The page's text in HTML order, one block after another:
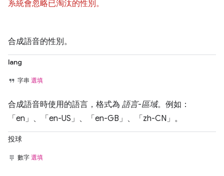
系統會忽略已淘汰的性別。
合成語音的性別。
lang
字串 選填
合成語音時使用的語言，格式為 語言-區域。例如：
「en」、「en-US」、「en-GB」、「zh-CN」。
投球
數字 選填